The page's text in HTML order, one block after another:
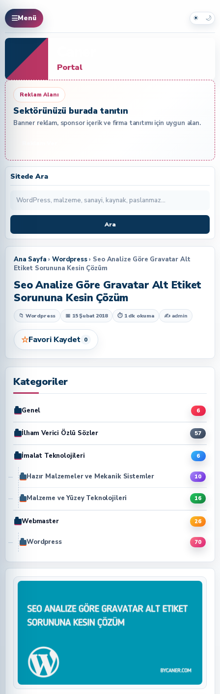
Menü ☀ 🌙
Portal
Reklam Alanı
Sektörünüzü burada tanıtın
Banner reklam, sponsor içerik ve firma tanıtımı için uygun alan.
Sitede Ara
Ara
Ana Sayfa ›Wordpress› Seo Analize Göre Gravatar Alt
Etiket Sorununa Kesin Çözüm
Seo Analize Göre Gravatar Alt Etiket
Sorununa Kesin Çözüm
📁 Wordpress 📅 15 Şubat 2018 ⏱ 1 dk okuma ✍ admin
☆Favori Kaydet 0
Kategoriler
Genel 6
İlham Verici Özlü Sözler 57
İmalat Teknolojileri 6
Hazır Malzemeler ve Mekanik Sistemler 10
Malzeme ve Yüzey Teknolojileri 16
Webmaster 26
Wordpress 70